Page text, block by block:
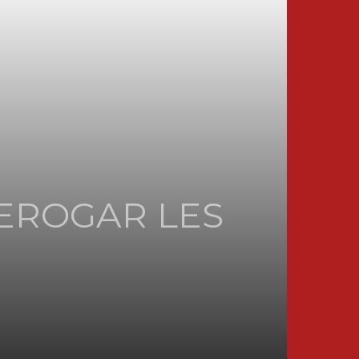
LES